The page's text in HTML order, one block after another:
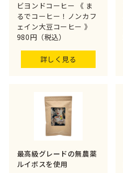
ビヨンドコーヒー 《 ま
るでコーヒー！ノンカフ
ェイン大豆コーヒー 》
980円（税込）
詳しく見る
最高級グレードの無農薬
ルイボスを使用